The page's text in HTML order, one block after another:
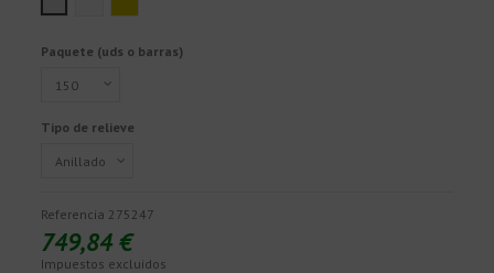
Paquete (uds o barras)
Tipo de relieve
Referencia 275247
749,84 €
Impuestos excluidos